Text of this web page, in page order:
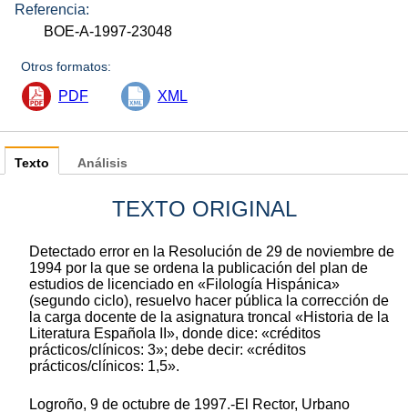
Referencia:
BOE-A-1997-23048
Otros formatos:
PDF XML
Texto
TEXTO ORIGINAL
Detectado error en la Resolución de 29 de noviembre de
1994 por la que se ordena la publicación del plan de
estudios de licenciado en «Filología Hispánica»
(segundo ciclo), resuelvo hacer pública la corrección de
la carga docente de la asignatura troncal «Historia de la
Literatura Española II», donde dice: «créditos
prácticos/clínicos: 3»; debe decir: «créditos
prácticos/clínicos: 1,5».
Logroño, 9 de octubre de 1997.-El Rector, Urbano
Análisis